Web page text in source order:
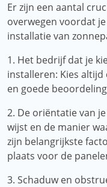
Er zijn een aantal
overwegen voordat
installatie van
1. Het bedrijf dat je
installeren: Kies
en goede
2. De oriëntatie van
wijst en de manier
zijn belangrijkste
plaats voor de
3. Schaduw en